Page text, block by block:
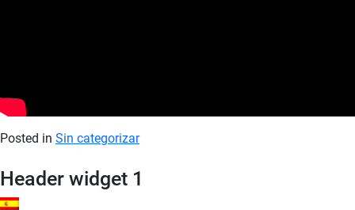
Posted in Sin categorizar
Header widget 1